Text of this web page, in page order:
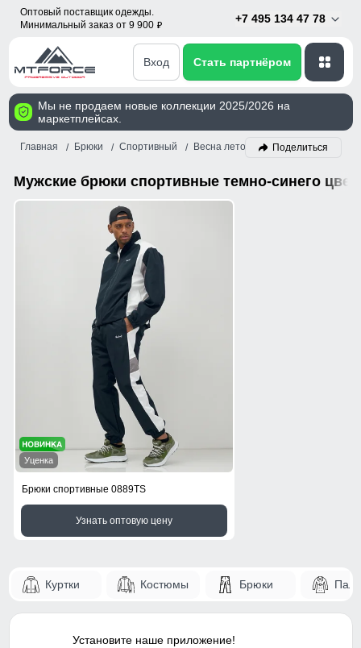
Оптовый поставщик одежды.
Минимальный заказ от 9 900 p
+7 495 134 47 78
Вход Стать партнёром
Мы не продаем новые коллекции 2025/2026 на
маркетплейсах.
Главная Брюки Спортивный Весна лето Мужской Темно-
Поделиться
Мужские брюки спортивные темно-синего
Уценка
Брюки спортивные 0889TS
Узнать оптовую цену
Куртки Костюмы Брюки
Установите наше приложение!